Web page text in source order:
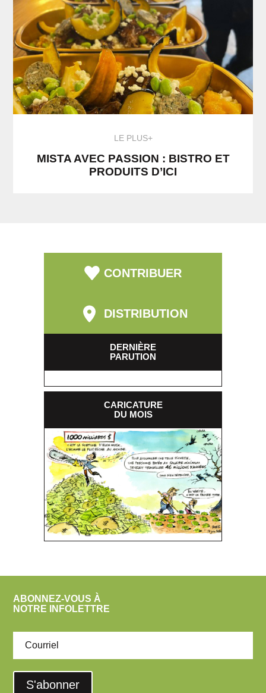
LE PLUS+
MISTA AVEC PASSION : BISTRO ET
PRODUITS D’ICI
CONTRIBUER
DISTRIBUTION
DERNIÈRE
PARUTION
CARICATURE
DU MOIS
ABONNEZ-VOUS À
NOTRE INFOLETTRE
S'abonner